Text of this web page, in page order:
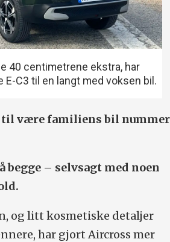
40 centimetrene ekstra, har
C3 til en langt med voksen bil.
til være familiens bil nummer
begge – selvsagt med noen
og litt kosmetiske detaljer
har gjort Aircross mer